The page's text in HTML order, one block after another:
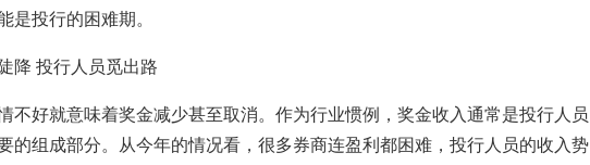
是投行的困难期。
降 投行人员觅出路
不好就意味着奖金减少甚至取消。作为行业惯例，奖金收入通常是投行人员
的组成部分。从今年的情况看，很多券商连盈利都困难，投行人员的收入势